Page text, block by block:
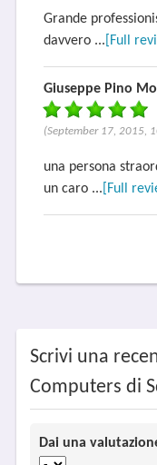
Grande
davvero ... [Full
Giuseppe Pino
(September 17, 2015,
una persona
un caro ... [Full
Scrivi una
Computers di
Dai una